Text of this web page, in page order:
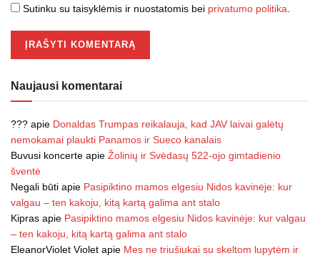
Sutinku su taisyklėmis ir nuostatomis bei privatumo politika
Naujausi komentarai
??? apie Donaldas Trumpas reikalauja, kad JAV laivai galėtų
nemokamai plaukti Panamos ir Sueco kanalais
Buvusi koncerte apie Žolinių ir Svėdasų 522-ojo gimtadienio
šventė
Negali būti apie Pasipiktino mamos elgesiu Nidos kavinėje: kur
valgau – ten kakoju, kitą kartą galima ant stalo
Kipras apie Pasipiktino mamos elgesiu Nidos kavinėje: kur valgau
– ten kakoju, kitą kartą galima ant stalo
EleanorViolet Violet apie Mes ne triušiukai su skeltom lupytėm ir